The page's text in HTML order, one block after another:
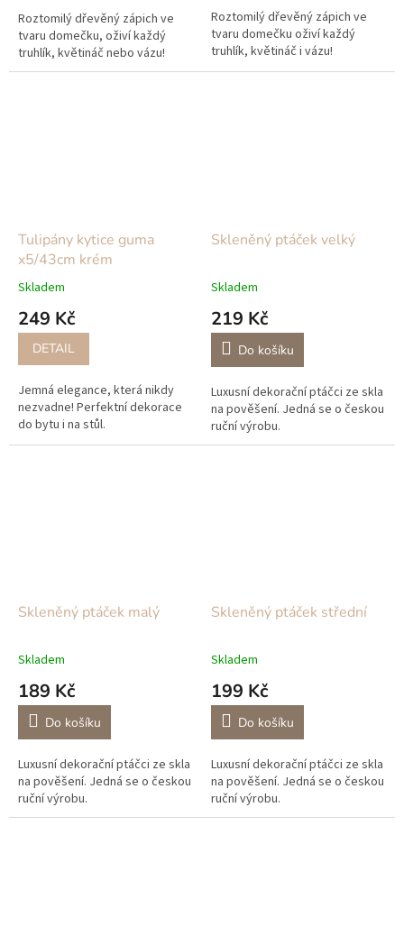
e
m
i
ň
k
y
Roztomilý dřevěný zápich ve
tvaru domečku, oživí každý
truhlík, květináč nebo vázu!
Roztomilý dřevěný zápich ve
tvaru domečku oživí každý
truhlík, květináč i vázu!
Tulipány kytice guma
x5/43cm krém
Skladem
249 Kč
DETAIL
Jemná elegance, která nikdy
nezvadne! Perfektní dekorace
do bytu i na stůl.
Skleněný ptáček velký
Skladem
219 Kč
Do košíku
Luxusní dekorační ptáčci ze skla
na pověšení. Jedná se o českou
ruční výrobu.
Skleněný ptáček malý
Skladem
189 Kč
Do košíku
Luxusní dekorační ptáčci ze skla
na pověšení. Jedná se o českou
ruční výrobu.
Skleněný ptáček střední
Skladem
199 Kč
Do košíku
Luxusní dekorační ptáčci ze skla
na pověšení. Jedná se o českou
ruční výrobu.